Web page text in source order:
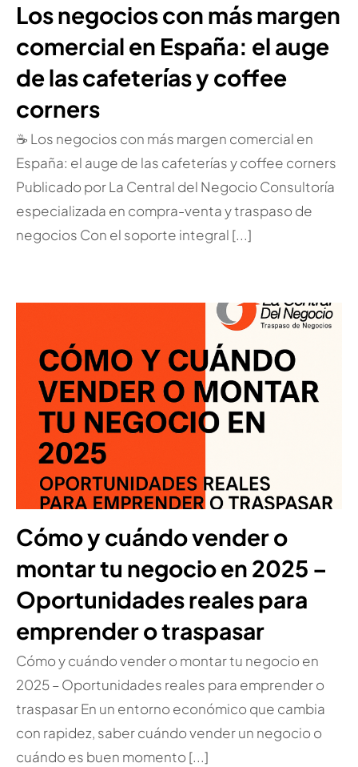
Los negocios con más margen
comercial en España: el auge
de las cafeterías y coffee
corners
☕ Los negocios con más margen comercial en
España: el auge de las cafeterías y coffee corners
Publicado por La Central del Negocio Consultoría
especializada en compra-venta y traspaso de
negocios Con el soporte integral [...]
Cómo y cuándo vender o
montar tu negocio en 2025 –
Oportunidades reales para
emprender o traspasar
Cómo y cuándo vender o montar tu negocio en
2025 – Oportunidades reales para emprender o
traspasar En un entorno económico que cambia
con rapidez, saber cuándo vender un negocio o
cuándo es buen momento [...]